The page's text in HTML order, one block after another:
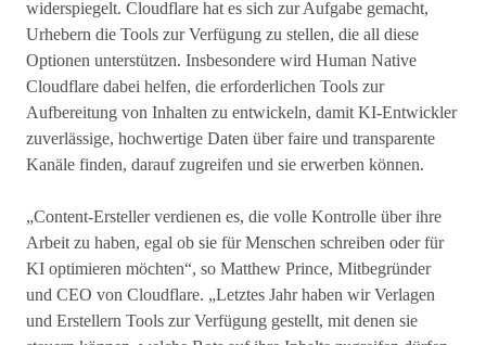
widerspiegelt. Cloudflare hat es sich zur Aufgabe gemacht,
Urhebern die Tools zur Verfügung zu stellen, die all diese
Optionen unterstützen. Insbesondere wird Human Native
Cloudflare dabei helfen, die erforderlichen Tools zur
Aufbereitung von Inhalten zu entwickeln, damit KI-Entwickler
zuverlässige, hochwertige Daten über faire und transparente
Kanäle finden, darauf zugreifen und sie erwerben können.
„Content-Ersteller verdienen es, die volle Kontrolle über ihre
Arbeit zu haben, egal ob sie für Menschen schreiben oder für
KI optimieren möchten“, so Matthew Prince, Mitbegründer
und CEO von Cloudflare. „Letztes Jahr haben wir Verlagen
und Erstellern Tools zur Verfügung gestellt, mit denen sie